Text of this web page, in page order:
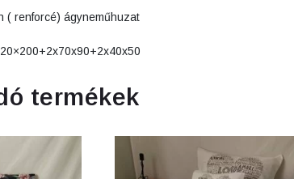
( renforcé) ágyneműhuzat
termékek